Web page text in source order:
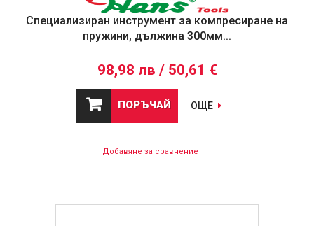
Специализиран инструмент за компресиране на
пружини, дължина 300мм...
98,98 лв / 50,61 €
ПОРЪЧАЙ ОЩЕ
Добавяне за сравнение